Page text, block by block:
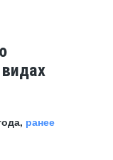
ранее